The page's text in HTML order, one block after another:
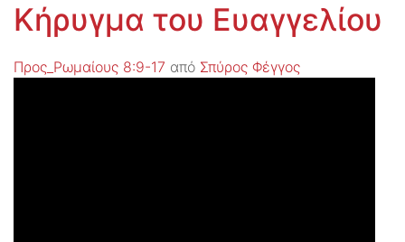
Κήρυγμα του Ευαγγελίου
Προς_Ρωμαίους 8:9-17 από Σπύρος Φέγγος